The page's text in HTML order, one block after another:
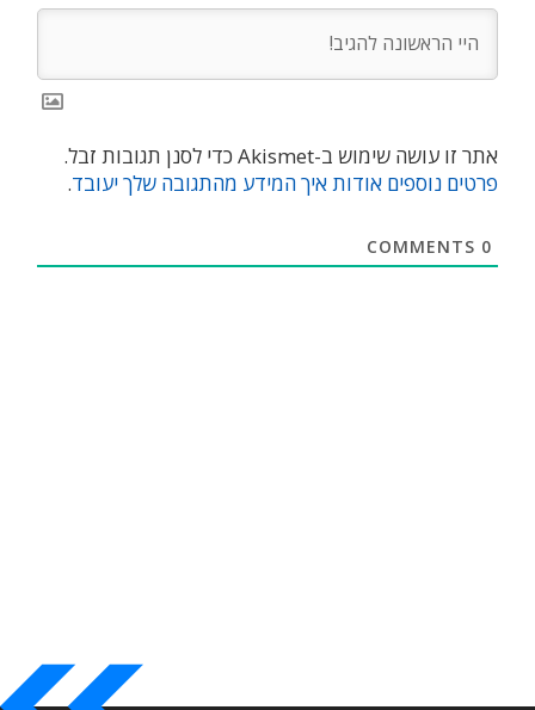
אתר זו עושה שימוש ב-Akismet כדי לסנן תגובות זבל.
פרטים נוספים אודות איך המידע מהתגובה שלך יעובד.
0